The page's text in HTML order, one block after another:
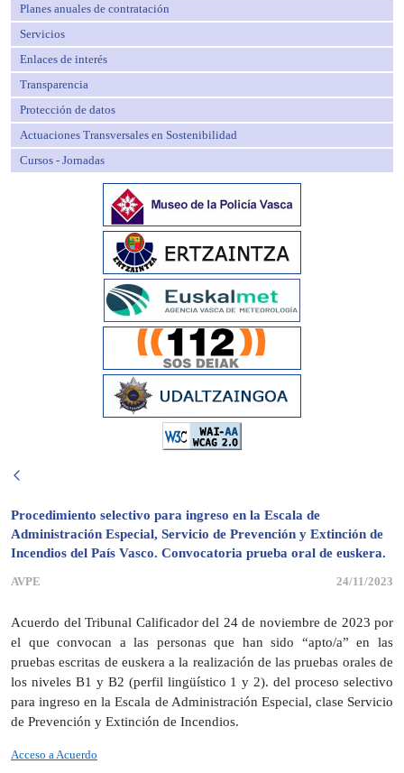
Planes anuales de contratación
Servicios
Enlaces de interés
Transparencia
Protección de datos
Actuaciones Transversales en Sostenibilidad
Cursos - Jornadas
Procedimiento selectivo para ingreso en la Escala de
Administración Especial, Servicio de Prevención y Extinción de
Incendios del País Vasco. Convocatoria prueba oral de euskera.
AVPE 24/11/2023
Acuerdo del Tribunal Calificador del 24 de noviembre de 2023 por
el que convocan a las personas que han sido “apto/a” en las
pruebas escritas de euskera a la realización de las pruebas orales de
los niveles B1 y B2 (perfil lingüístico 1 y 2). del proceso selectivo
para ingreso en la Escala de Administración Especial, clase Servicio
de Prevención y Extinción de Incendios.
Acceso a Acuerdo